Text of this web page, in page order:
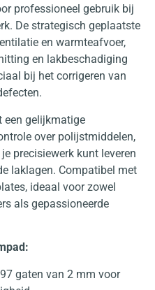
professioneel gebruik bij
De strategisch geplaatste
en warmteafvoer,
en lakbeschadiging
bij het corrigeren van
een gelijkmatige
over polijstmiddelen,
precisiewerk kunt leveren
laklagen. Compatibel met
ideaal voor zowel
als gepassioneerde
gaten van 2 mm voor